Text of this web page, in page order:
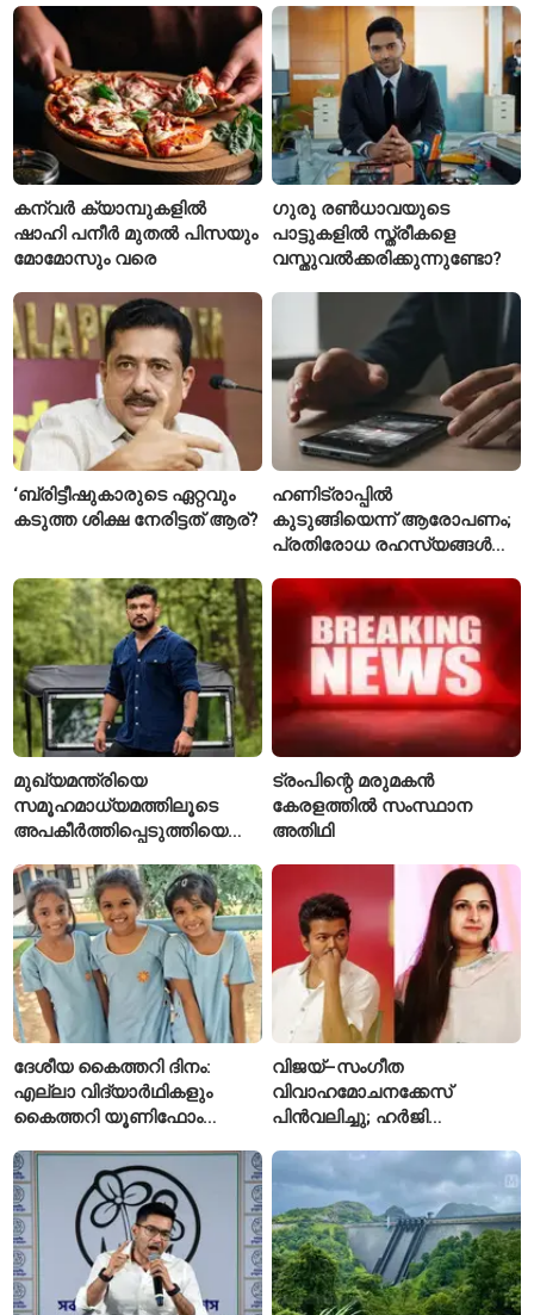
ചോദിച്ച് താരം
‘August’ നീക്കം ചെയ്തു
കന്വർ ക്യാമ്പുകളിൽ
ഷാഹി പനീർ മുതൽ പിസയും
മോമോസും വരെ
ഗുരു രൺധാവയുടെ
പാട്ടുകളിൽ സ്ത്രീകളെ
വസ്തുവൽക്കരിക്കുന്നുണ്ടോ?
‘ബ്രിട്ടീഷുകാരുടെ ഏറ്റവും
കടുത്ത ശിക്ഷ നേരിട്ടത് ആര്?
ഹണിട്രാപ്പിൽ
കുടുങ്ങിയെന്ന് ആരോപണം;
പ്രതിരോധ രഹസ്യങ്ങൾ
വിങ് കമാൻഡർ അറസ്റ്റിൽ
മുഖ്യമന്ത്രിയെ
സമൂഹമാധ്യമത്തിലൂടെ
അപകീർത്തിപ്പെടുത്തിയെന്ന്
ആയങ്കിക്കെതിരെ പുതിയ
കേസ്
ട്രംപിന്റെ മരുമകൻ
കേരളത്തിൽ സംസ്ഥാന
അതിഥി
ദേശീയ കൈത്തറി ദിനം:
എല്ലാ വിദ്യാർഥികളും
കൈത്തറി യൂണിഫോം
സ്കൂൾ വേറിട്ട മാതൃക
വിജയ്–സംഗീത
വിവാഹമോചനക്കേസ്
പിൻവലിച്ചു; ഹർജി
അവസാനിപ്പിച്ച് കോടതി